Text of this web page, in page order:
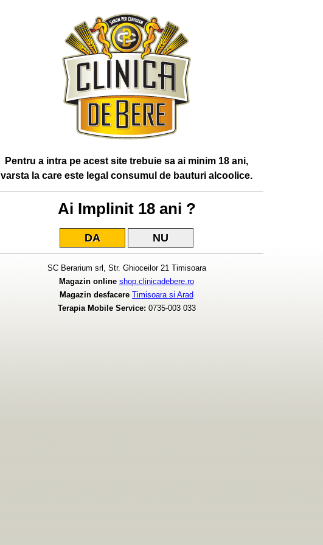
Pentru a intra pe acest site trebuie sa ai minim 18 ani,
varsta la care este legal consumul de bauturi alcoolice.
Ai Implinit 18 ani ?
DA NU
SC Berarium srl, Str. Ghioceilor 21 Timisoara
Magazin online shop.clinicadebere.ro
Magazin desfacere Timisoara si Arad
Terapia Mobile Service:0735-003 033